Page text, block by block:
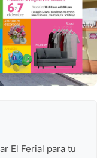
El Ferial para tu